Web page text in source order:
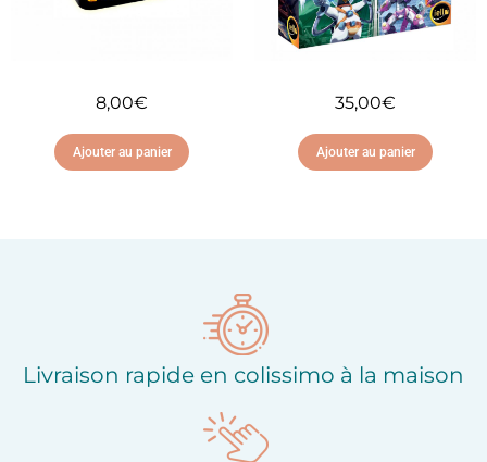
8,00€
Ajouter au panier
35,00€
Ajouter au panier
Livraison rapide en colissimo à la maison